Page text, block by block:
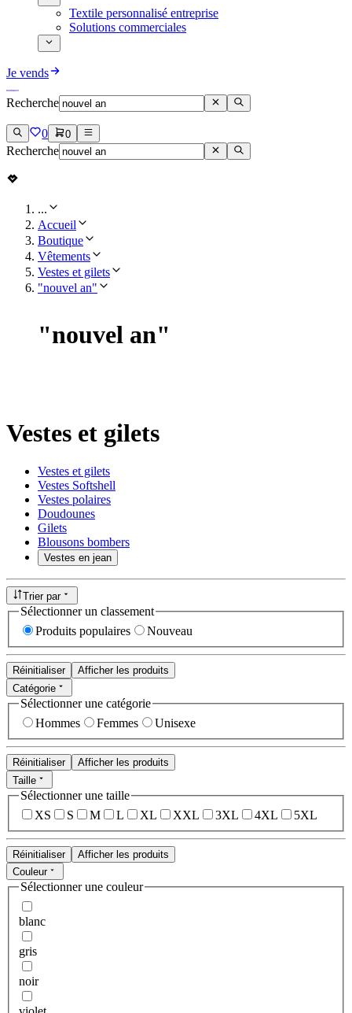
Textile personnalisé entreprise
Solutions commerciales
Je vends
Recherche
0 0
Recherche
...
Accueil
Boutique
Vêtements
Vestes et gilets
"nouvel an"
"nouvel an"
Vestes et gilets
Vestes et gilets
Vestes Softshell
Vestes polaires
Doudounes
Gilets
Blousons bombers
Vestes en jean
Trier par
Sélectionner un classement
Produits populaires
Nouveau
Réinitialiser
Afficher les produits
Catégorie
Sélectionner une catégorie
Hommes
Femmes Unisexe
Réinitialiser
Afficher les produits
Taille
Sélectionner une taille
XS
S M L XL XXL 3XL 4XL 5XL
Réinitialiser
Afficher les produits
Couleur
Sélectionner une couleur
blanc
gris
noir